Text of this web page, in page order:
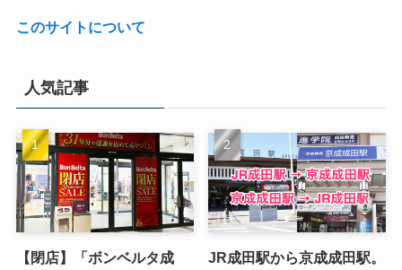
このサイトについて
人気記事
【閉店】「ボンベルタ成
JR成田駅から京成成田駅。